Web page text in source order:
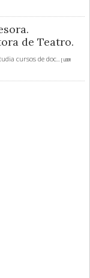
de Teatro.
cursos de doc... [ LEER